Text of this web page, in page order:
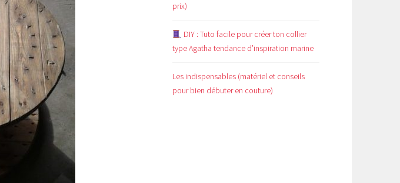
prix)
DIY : Tuto facile pour créer ton collier
type Agatha tendance d’inspiration marine
Les indispensables (matériel et conseils
pour bien débuter en couture)